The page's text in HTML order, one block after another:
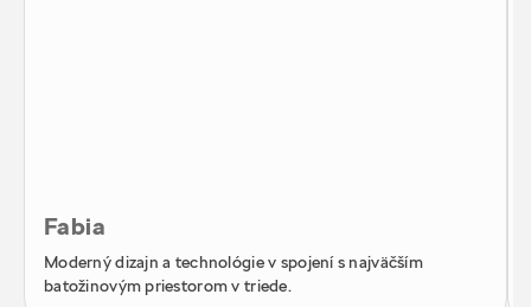
Fabia
Moderný dizajn a technológie v spojení s najväčším
batožinovým priestorom v triede.